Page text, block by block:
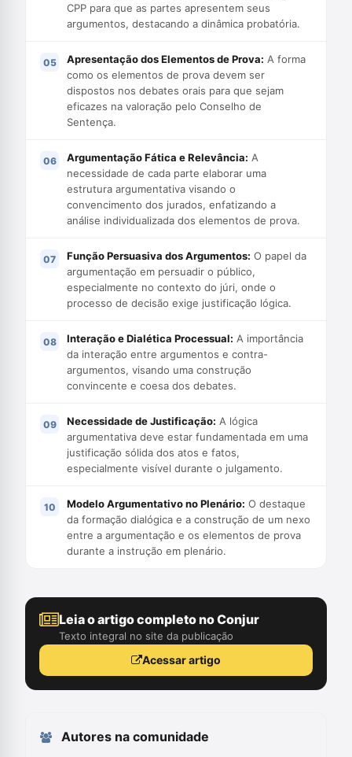
CPP para que as partes apresentem seus
argumentos, destacando a dinâmica probatória.
Apresentação dos Elementos de Prova: A forma
como os elementos de prova devem ser
dispostos nos debates orais para que sejam
eficazes na valoração pelo Conselho de
Sentença.
Argumentação Fática e Relevância: A
necessidade de cada parte elaborar uma
estrutura argumentativa visando o
convencimento dos jurados, enfatizando a
análise individualizada dos elementos de prova.
Função Persuasiva dos Argumentos: O papel da
argumentação em persuadir o público,
especialmente no contexto do júri, onde o
processo de decisão exige justificação lógica.
Interação e Dialética Processual: A importância
da interação entre argumentos e contra-
argumentos, visando uma construção
convincente e coesa dos debates.
Necessidade de Justificação: A lógica
argumentativa deve estar fundamentada em uma
justificação sólida dos atos e fatos,
especialmente visível durante o julgamento.
Modelo Argumentativo no Plenário: O destaque
da formação dialógica e a construção de um nexo
entre a argumentação e os elementos de prova
durante a instrução em plenário.
Leia o artigo completo no Conjur
Texto integral no site da publicação
Acessar artigo
Autores na comunidade